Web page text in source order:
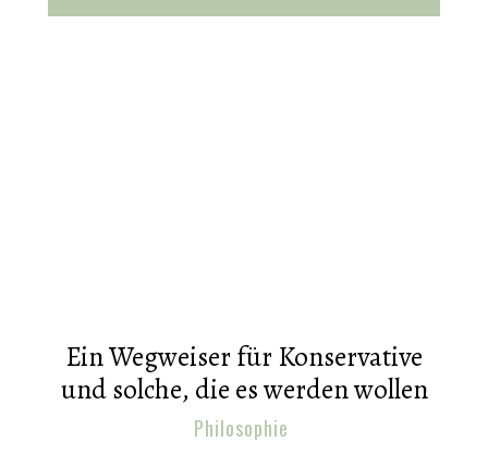
Ein Wegweiser für Konservative
und solche, die es werden wollen
Philosophie